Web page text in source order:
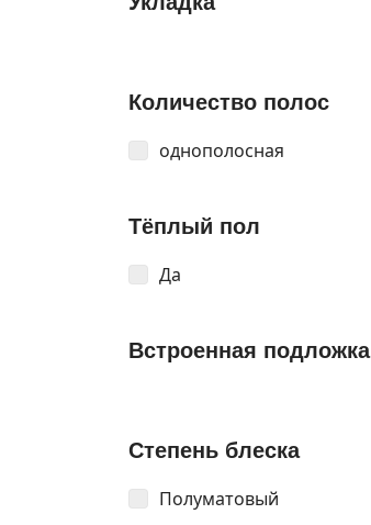
Количество полос
однополосная
Тёплый пол
Да
Встроенная подложка
Степень блеска
Полуматовый